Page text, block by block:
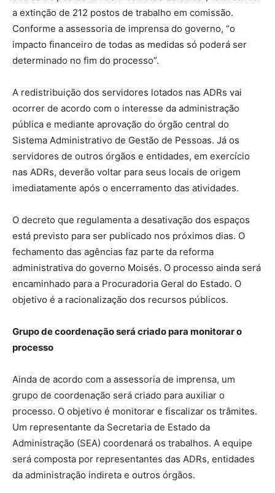
a extinção de 212 postos de trabalho em comissão.
Conforme a assessoria de imprensa do governo, “o
impacto financeiro de todas as medidas só poderá ser
determinado no fim do processo”.
A redistribuição dos servidores lotados nas ADRs vai
ocorrer de acordo com o interesse da administração
pública e mediante aprovação do órgão central do
Sistema Administrativo de Gestão de Pessoas. Já os
servidores de outros órgãos e entidades, em exercício
nas ADRs, deverão voltar para seus locais de origem
imediatamente após o encerramento das atividades.
O decreto que regulamenta a desativação dos espaços
está previsto para ser publicado nos próximos dias. O
fechamento das agências faz parte da reforma
administrativa do governo Moisés. O processo ainda será
encaminhado para a Procuradoria Geral do Estado. O
objetivo é a racionalização dos recursos públicos.
Grupo de coordenação será criado para monitorar o
processo
Ainda de acordo com a assessoria de imprensa, um
grupo de coordenação será criado para auxiliar o
processo. O objetivo é monitorar e fiscalizar os trâmites.
Um representante da Secretaria de Estado da
Administração (SEA) coordenará os trabalhos. A equipe
será composta por representantes das ADRs, entidades
da administração indireta e outros órgãos.